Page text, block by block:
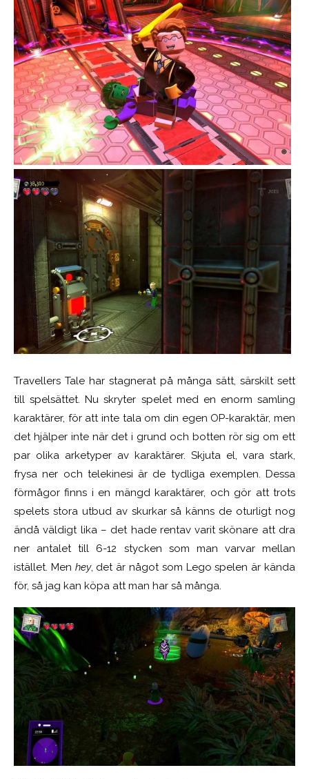
Travellers Tale har stagnerat på många sätt, särskilt sett
till spelsättet. Nu skryter spelet med en enorm samling
karaktärer, för att inte tala om din egen OP-karaktär, men
det hjälper inte när det i grund och botten rör sig om ett
par olika arketyper av karaktärer. Skjuta el, vara stark,
frysa ner och telekinesi är de tydliga exemplen. Dessa
förmågor finns i en mängd karaktärer, och gör att trots
spelets stora utbud av skurkar så känns de oturligt nog
ändå väldigt lika – det hade rentav varit skönare att dra
ner antalet till 6-12 stycken som man varvar mellan
istället. Men hey, det är något som Lego spelen är kända
för, så jag kan köpa att man har så många.